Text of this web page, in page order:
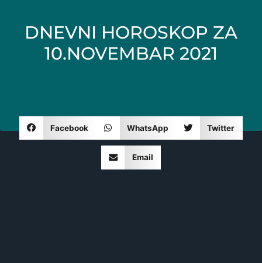
DNEVNI HOROSKOP ZA
10.NOVEMBAR 2021
Facebook WhatsApp Twitter
Email